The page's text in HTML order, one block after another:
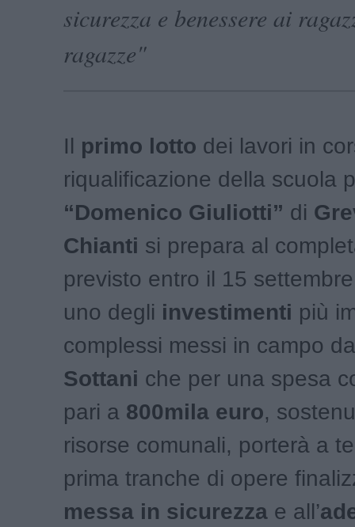
sicurezza e benessere ai
ragazze"
Il primo lotto dei lavori in
riqualificazione della scuola
“Domenico Giuliotti” di
Chianti si prepara al
previsto entro il 15
uno degli investimenti più
complessi messi in campo
Sottani che per una spesa
pari a 800mila euro,
risorse comunali, porterà a
prima tranche di opere
messa in sicurezza e all’